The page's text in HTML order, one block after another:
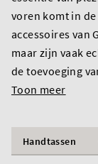
voren komt in
accessoires van
maar zijn vaak
de toevoeging
Toon meer
Handtassen